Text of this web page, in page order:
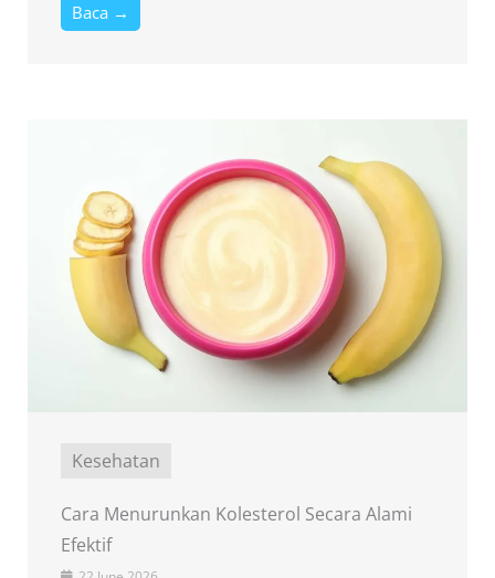
Baca →
Kesehatan
Cara Menurunkan Kolesterol Secara Alami
Efektif